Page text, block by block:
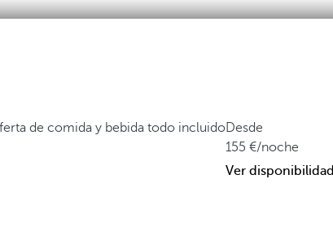
de comida y bebida todo incluidoDesde
155
/noche
Ver disponibilidad